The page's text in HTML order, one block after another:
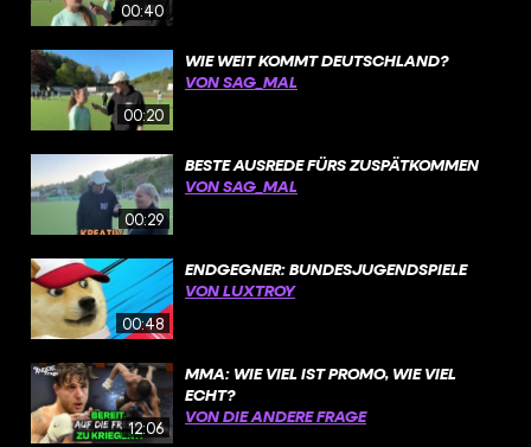
00:40
00:20
WIE WEIT KOMMT DEUTSCHLAND?
VON SAG_MAL
00:29
BESTE AUSREDE FÜRS ZUSPÄTKOMMEN
VON SAG_MAL
00:48
ENDGEGNER: BUNDESJUGENDSPIELE
VON LUXTROY
12:06
MMA: WIE VIEL IST PROMO, WIE VIEL
ECHT?
VON DIE ANDERE FRAGE